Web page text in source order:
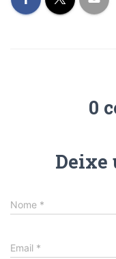
0
Deixe
Nome *
Email *